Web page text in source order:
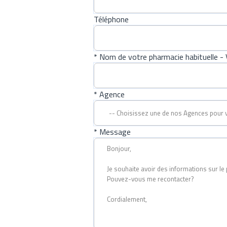
Téléphone
* Nom de votre pharmacie habituelle -
* Agence
* Message